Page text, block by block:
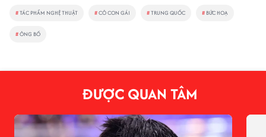
#TÁC PHẨM NGHỆ THUẬT #CÔ CON GÁI #TRUNG QUỐC # BỨC HOẠ
#ÔNG BỐ
ĐƯỢC QUAN TÂM